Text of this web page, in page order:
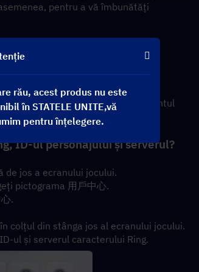
rău, acest produs nu este
în STATELE UNITE,vă
pentru înțelegere.
pentru a vă îmbunătăți
Condensation?
Condensation va fi creditat în contul
ID-ul personajului și serverul?
de jos a ecranului jocului.
pictograma 用戶中心.
.
colțul din stânga jos al ecranului jocului.
ul și serverul caracterului Ring.